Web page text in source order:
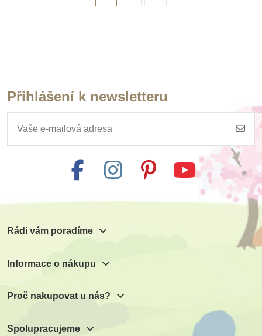
Přihlášení k newsletteru
Rádi vám poradíme
Informace o nákupu
Proč nakupovat u nás?
Spolupracujeme